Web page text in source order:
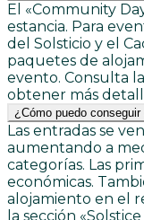
El «Community
estancia. Para
del Solsticio y el
paquetes de
evento. Consulta
obtener más
¿Cómo puedo
Las entradas se
aumentando a
categorías. Las
económicas.
alojamiento en el
la sección